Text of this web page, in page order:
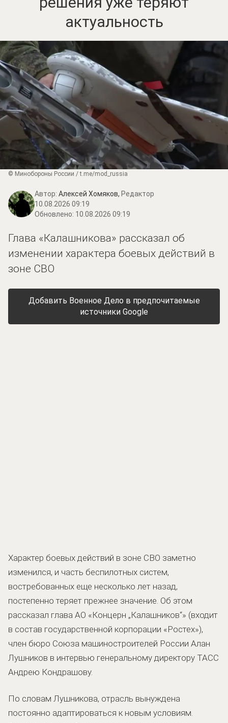
актуальность
© Минобороны России / t.me/mod_russia
Автор: Алексей Хомяков, Редактор
10.08.2026 09:19
Обновлено: 10.08.2026 09:19
Глава «Калашникова» рассказал об
изменении характера боевых действий в
зоне СВО
Добавить Военное Дело в предпочитаемые
источники Google
Характер боевых действий в зоне СВО заметно
изменился, и часть беспилотных систем,
востребованных еще несколько лет назад,
постепенно теряет прежнее значение. Об этом
рассказал глава АО «Концерн „Калашников“» (входит
в состав государственной корпорации «Ростех»),
член бюро Союза машиностроителей России Алан
Лушников в интервью генеральному директору ТАСС
Андрею Кондрашову.
По словам Лушникова, отрасль вынуждена
постоянно адаптироваться к новым условиям.